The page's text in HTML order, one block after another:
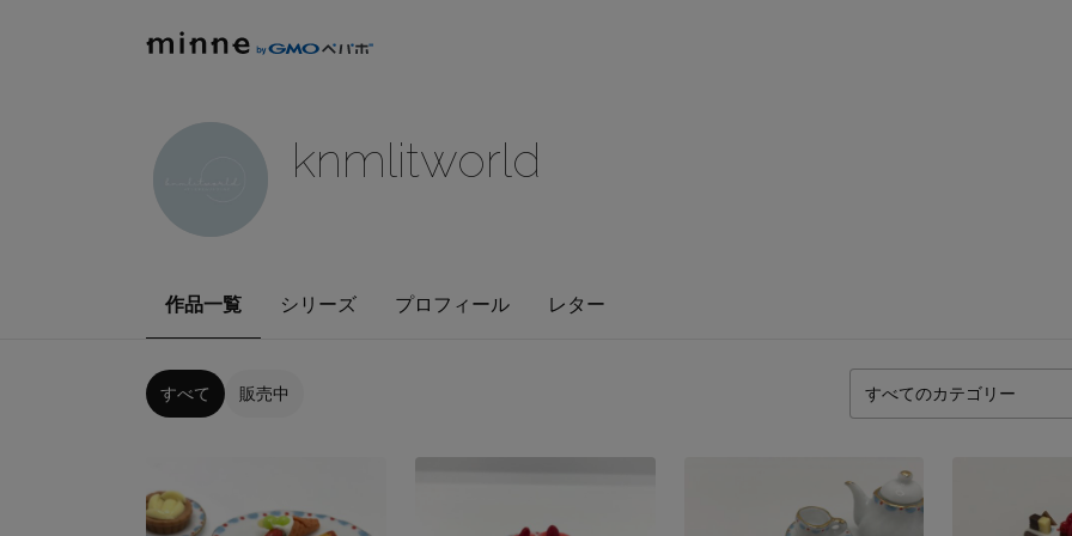
knmlitworld
作品一覧 シリーズ プロフィール レター
すべて 販売中